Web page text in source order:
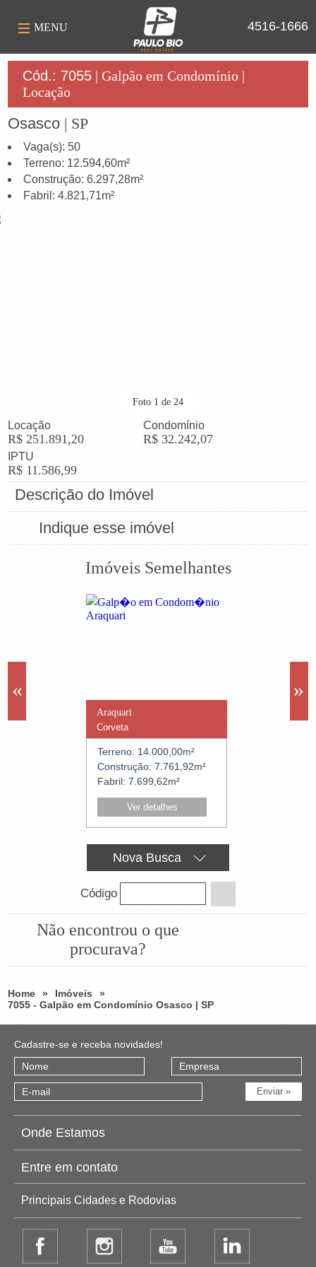
4516-1666
MENU
Cód.: 7055 | Galpão em Condomínio |
Locação
Osasco | SP
Vaga(s): 50
Terreno: 12.594,60m²
Construção: 6.297,28m²
Fabril: 4.821,71m²
Foto 1 de 24
Locação
R$ 251.891,20
Condomínio
R$ 32.242,07
IPTU
R$ 11.586,99
Descrição do Imóvel
Indique esse imóvel
ImóveisSemelhantes
Araquari
Corveta
Terreno: 14.000,00m²
Construção: 7.761,92m²
Fabril: 7.699,62m²
Ver detalhes
« »
Nova Busca
Código
Não encontrou o que
procurava?
Home » Imóveis
»
7055 - Galpão em Condomínio Osasco | SP
Cadastre-se e receba novidades!
Onde Estamos
Entre em contato
Principais Cidades e Rodovias